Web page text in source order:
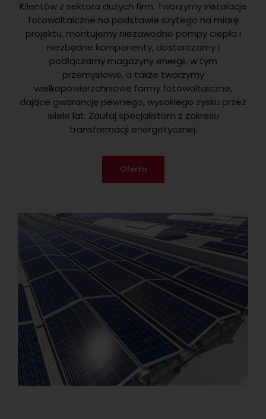
Klientów z sektora dużych firm. Tworzymy instalacje
fotowoltaiczne na podstawie szytego na miarę
projektu, montujemy niezawodne pompy ciepła i
niezbędne komponenty, dostarczamy i
podłączamy magazyny energii, w tym
przemysłowe, a także tworzymy
wielkopowierzchniowe farmy fotowoltaiczne,
dające gwarancję pewnego, wysokiego zysku przez
wiele lat. Zaufaj specjalistom z zakresu
transformacji energetycznej.
Oferta